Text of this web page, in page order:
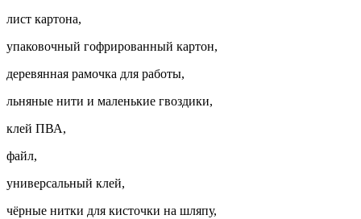
лист картона,
упаковочный гофрированный картон,
деревянная рамочка для работы,
льняные нити и маленькие гвоздики,
клей ПВА,
файл,
универсальный клей,
чёрные нитки для кисточки на шляпу,